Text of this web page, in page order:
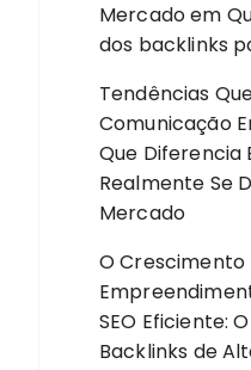
Mercadoem
dos backlinks
Tendências
Comunicação
Que Diferencia
Realmente Se
Mercado
O Crescimento
SEO Eficiente:
Backlinks de